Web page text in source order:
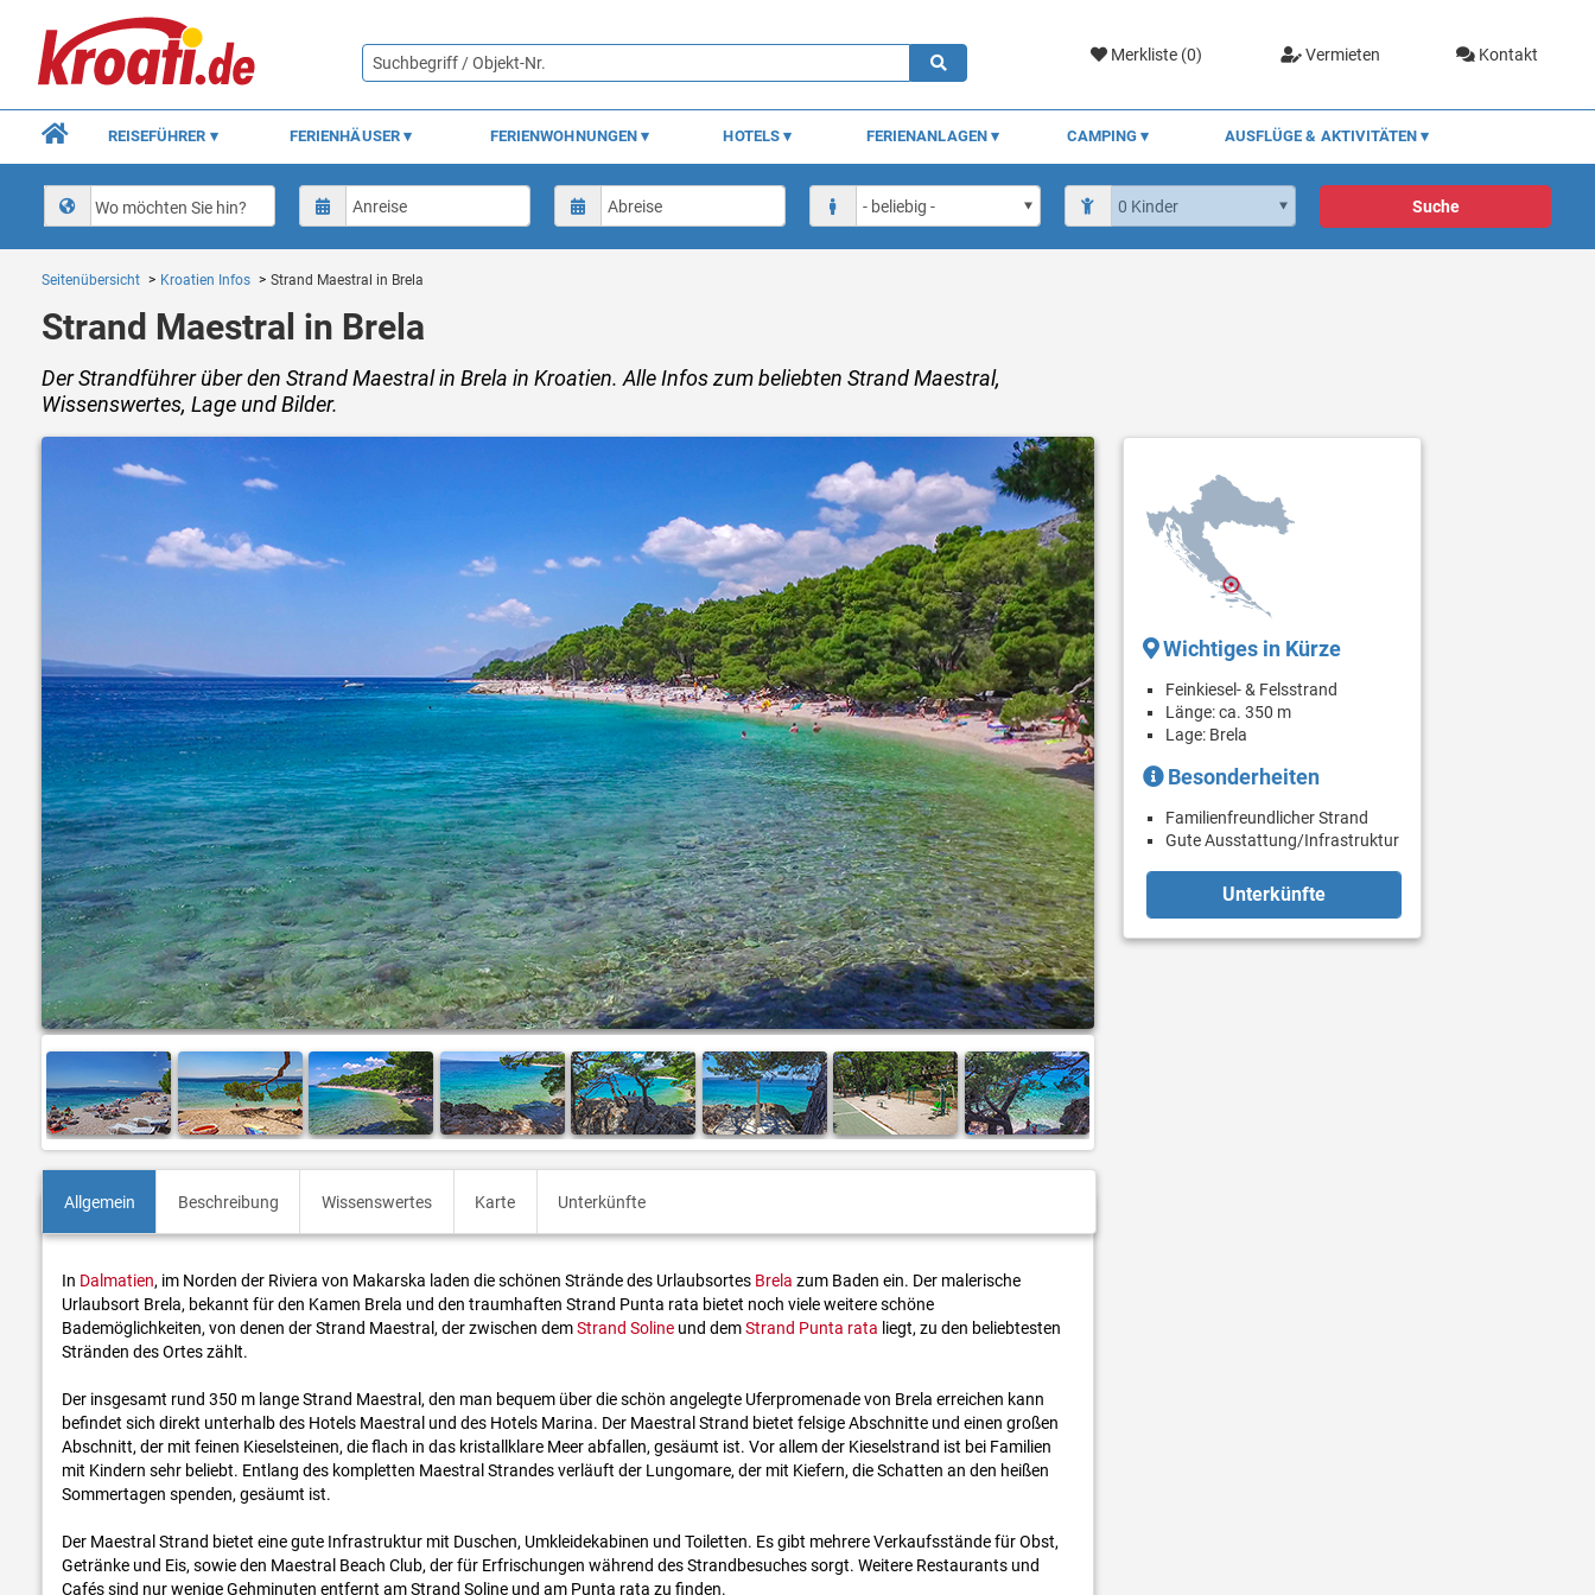
Merkliste (0) Vermieten Kontakt
REISEFÜHRER FERIENHÄUSER FERIENWOHNUNGEN HOTELS FERIENANLAGEN CAMPING AUSFLÜGE & AKTIVITÄTEN
Wo möchten Sie hin? Suche
Seitenübersicht Kroatien Infos Strand Maestral in Brela
Strand Maestral in Brela
Der Strandführer über den Strand Maestral in Brela in Kroatien. Alle Infos zum beliebten Strand Maestral,
Wissenswertes, Lage und Bilder.
Allgemein Beschreibung Wissenswertes Karte Unterkünfte
In Dalmatien, im Norden der Riviera von Makarska laden die schönen Strände des Urlaubsortes Brela zum Baden ein. Der malerische
Urlaubsort Brela, bekannt für den Kamen Brela und den traumhaften Strand Punta rata bietet noch viele weitere schöne
Bademöglichkeiten, von denen der Strand Maestral, der zwischen demStrand Soline und demStrand Punta rata liegt, zu den beliebtesten
Stränden des Ortes zählt.
Der insgesamt rund 350 m lange Strand Maestral, den man bequem über die schön angelegte Uferpromenade von Brela erreichen kann
befindet sich direkt unterhalb des Hotels Maestral und des Hotels Marina. Der Maestral Strand bietet felsige Abschnitte und einen großen
Abschnitt, der mit feinen Kieselsteinen, die flach in das kristallklare Meer abfallen, gesäumt ist. Vor allem der Kieselstrand ist bei Familien
mit Kindern sehr beliebt. Entlang des kompletten Maestral Strandes verläuft der Lungomare, der mit Kiefern, die Schatten an den heißen
Sommertagen spenden, gesäumt ist.
Der Maestral Strand bietet eine gute Infrastruktur mit Duschen, Umkleidekabinen und Toiletten. Es gibt mehrere Verkaufsstände für Obst,
Getränke und Eis, sowie den Maestral Beach Club, der für Erfrischungen während des Strandbesuches sorgt. Weitere Restaurants und
Cafés sind nur wenige Gehminuten entfernt am Strand Soline und am Punta rata zu finden.
Wichtiges in Kürze
Feinkiesel- & Felsstrand
Länge: ca. 350 m
Lage: Brela
Besonderheiten
Familienfreundlicher Strand
Gute Ausstattung/Infrastruktur
Unterkünfte